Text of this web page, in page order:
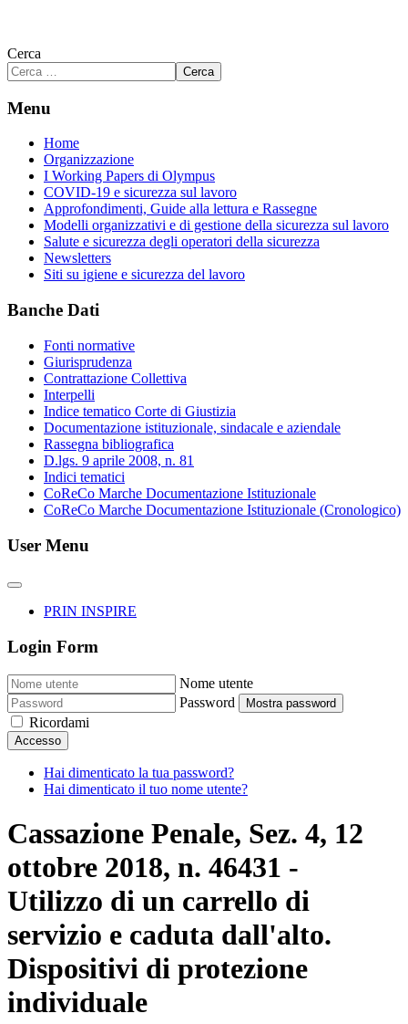
Cerca
Cerca
Menu
Home
Organizzazione
I Working Papers di Olympus
COVID-19 e sicurezza sul lavoro
Approfondimenti, Guide alla lettura e Rassegne
Modelli organizzativi e di gestione della sicurezza sul lavoro
Salute e sicurezza degli operatori della sicurezza
Newsletters
Siti su igiene e sicurezza del lavoro
Banche Dati
Fonti normative
Giurisprudenza
Contrattazione Collettiva
Interpelli
Indice tematico Corte di Giustizia
Documentazione istituzionale, sindacale e aziendale
Rassegna bibliografica
D.lgs. 9 aprile 2008, n. 81
Indici tematici
CoReCo Marche Documentazione Istituzionale
CoReCo Marche Documentazione Istituzionale (Cronologico)
User Menu
PRIN INSPIRE
Login Form
Nome utente
Password
Mostra password
Ricordami
Accesso
Hai dimenticato la tua password?
Hai dimenticato il tuo nome utente?
Cassazione Penale, Sez. 4, 12
ottobre 2018, n. 46431 -
Utilizzo di un carrello di
servizio e caduta dall'alto.
Dispositivi di protezione
individuale